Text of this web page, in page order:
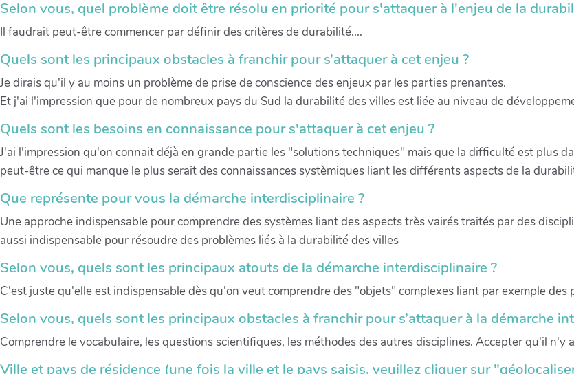
Selon vous, quel problème doit être résolu en priorité pour s'attaquer à l'enjeu de la
Il faudrait peut-être commencer par définir des critères de durabilité....
Quels sont les principaux obstacles à franchir pour s’attaquer à cet enjeu ?
Je dirais qu'il y au moins un problème de prise de conscience des enjeux par les parties prenantes.
Et j'ai l'impression que pour de nombreux pays du Sud la durabilité des villes est liée au niveau de
Quels sont les besoins en connaissance pour s'attaquer à cet enjeu ?
J'ai l'impression qu'on connait déjà en grande partie les "solutions techniques" mais que la difficulté est plus
peut-être ce qui manque le plus serait des connaissances systèmiques liant les différents aspects de la
Que représente pour vous la démarche interdisciplinaire ?
Une approche indispensable pour comprendre des systèmes liant des aspects très vairés traités par des
aussi indispensable pour résoudre des problèmes liés à la durabilité des villes
Selon vous, quels sont les principaux atouts de la démarche interdisciplinaire ?
C'est juste qu'elle est indispensable dès qu'on veut comprendre des "objets" complexes liant par exemple
Selon vous, quels sont les principaux obstacles à franchir pour s’attaquer à la démarche
Comprendre le vocabulaire, les questions scientifiques, les méthodes des autres disciplines. Accepter qu'il n'y
Ville et pays de résidence (une fois la ville et le pays saisis, veuillez cliquer sur